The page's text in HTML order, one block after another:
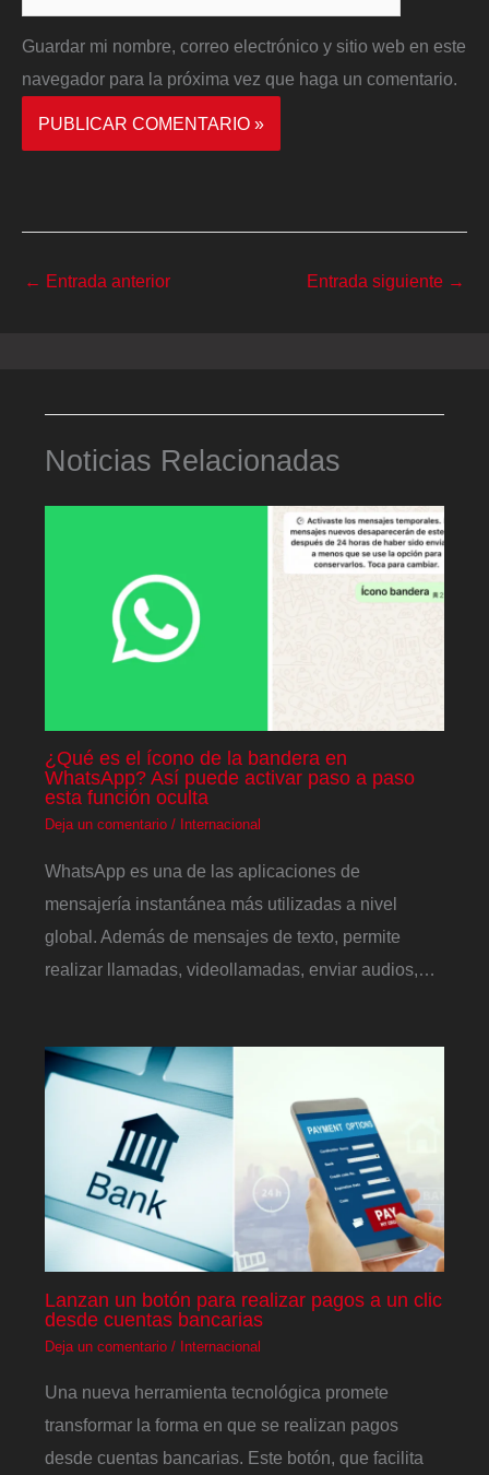
Guardar mi nombre, correo electrónico y sitio web en este
navegador para la próxima vez que haga un comentario.
← Entrada anterior Entrada siguiente →
Noticias Relacionadas
¿Qué es el ícono de la bandera en
WhatsApp? Así puede activar paso a paso
esta función oculta
Deja un comentario / Internacional
WhatsApp es una de las aplicaciones de
mensajería instantánea más utilizadas a nivel
global. Además de mensajes de texto, permite
realizar llamadas, videollamadas, enviar audios,…
Lanzan un botón para realizar pagos a un clic
desde cuentas bancarias
Deja un comentario / Internacional
Una nueva herramienta tecnológica promete
transformar la forma en que se realizan pagos
desde cuentas bancarias. Este botón, que facilita